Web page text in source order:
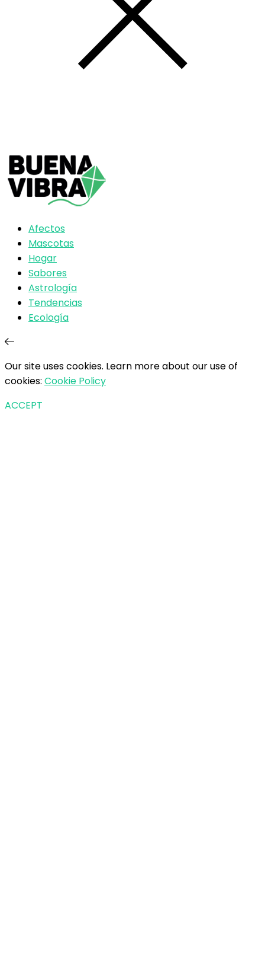
Afectos
Mascotas
Hogar
Sabores
Astrología
Tendencias
Ecología
Our site uses cookies. Learn more about our use of
cookies: Cookie Policy
ACCEPT